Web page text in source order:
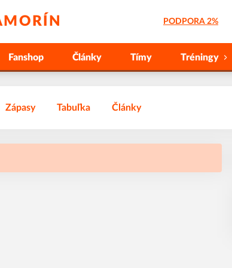
PODPORA 2%
Fanshop Články Tímy Tréningy
Zápasy Tabuľka Články